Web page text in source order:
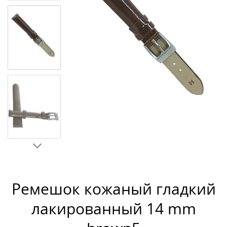
Ремешок кожаный гладкий
лакированный 14 mm